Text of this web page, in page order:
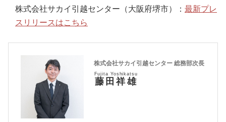
株式会社サカイ引越センター（大阪府堺市）： 最新プレ
スリリースはこちら
株式会社サカイ引越センター 総務部次長
藤田祥雄
Fujita Yoshikatsu